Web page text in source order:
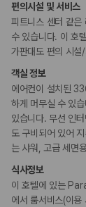
짐 보관 서비스
간편 체크인
드라이클리
피트니스/헬
비즈니스
연회장
회의공간
장애인 편의시
휠체어 이용
휠체어로 이
편의시설 및 서비스
피트니스 센터 같은
수 있습니다. 이 호
가판대도 편의 시설
객실 정보
에어컨이 설치된
하게 머무실 수 있
있습니다. 무선 인
도 구비되어 있어
는 샤워, 고급 세면
식사정보
이 호텔에 있는
에서 룸서비스(이